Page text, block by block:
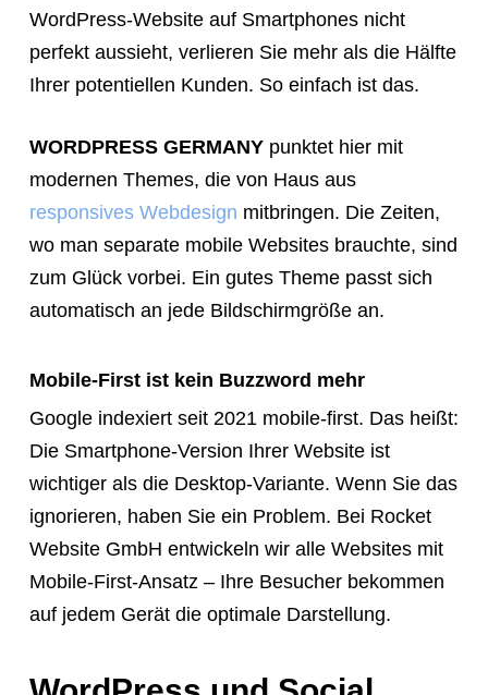
WordPress-Website auf Smartphones nicht
perfekt aussieht, verlieren Sie mehr als die Hälfte
Ihrer potentiellen Kunden. So einfach ist das.
WORDPRESS GERMANYpunktet hier mit
modernen Themes, die von Haus aus
responsives Webdesign mitbringen. Die Zeiten,
wo man separate mobile Websites brauchte, sind
zum Glück vorbei. Ein gutes Theme passt sich
automatisch an jede Bildschirmgröße an.
Mobile-First ist kein Buzzword mehr
Google indexiert seit 2021 mobile-first. Das heißt:
Die Smartphone-Version Ihrer Website ist
wichtiger als die Desktop-Variante. Wenn Sie das
ignorieren, haben Sie ein Problem. Bei Rocket
Website GmbH entwickeln wir alle Websites mit
Mobile-First-Ansatz – Ihre Besucher bekommen
auf jedem Gerät die optimale Darstellung.